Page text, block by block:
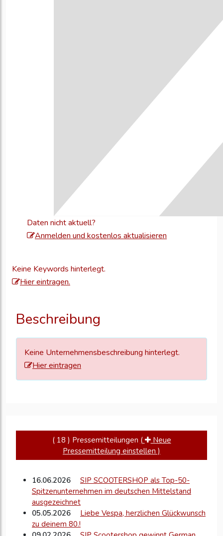
Daten nicht aktuell?
Anmelden und kostenlos aktualisieren
aktualisieren
Keine Keywords hinterlegt.
Hier eintragen.
Beschreibung
Keine Unternehmensbeschreibung hinterlegt.
Hier eintragen
( 18 ) Pressemitteilungen (
Neue
Pressemitteilung einstellen )
16.06.2026
SIP SCOOTERSHOP als Top-50-
Spitzenunternehmen im deutschen Mittelstand
ausgezeichnet
05.05.2026
Liebe Vespa, herzlichen Glückwunsch
zu deinem 80.!